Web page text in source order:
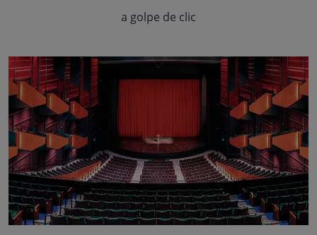
a golpe de clic